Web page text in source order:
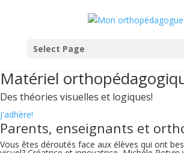
Select Page
Matériel
Des théories visuelles et logiques!
J'adhère!
Parents, enseignants et
Vous êtes déroutés face aux élèves qui ont